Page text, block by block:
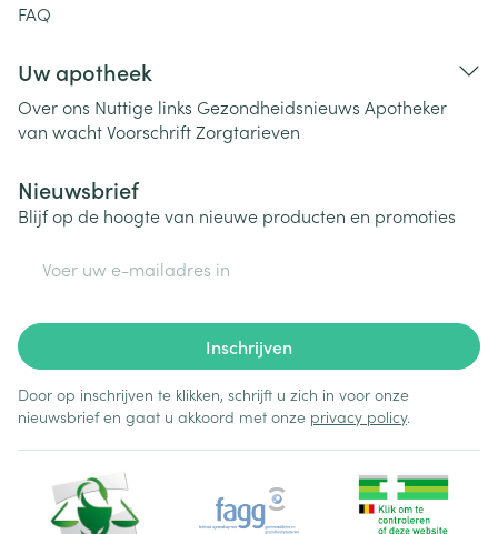
FAQ
Uw apotheek
Over ons Nuttige links Gezondheidsnieuws Apotheker
van wachtVoorschriftZorgtarieven
Nieuwsbrief
Blijf op de hoogte van nieuwe producten en promoties
Inschrijven
Door op inschrijven te klikken, schrijft u zich in voor onze
nieuwsbrief en gaat u akkoord met onze privacy policy.